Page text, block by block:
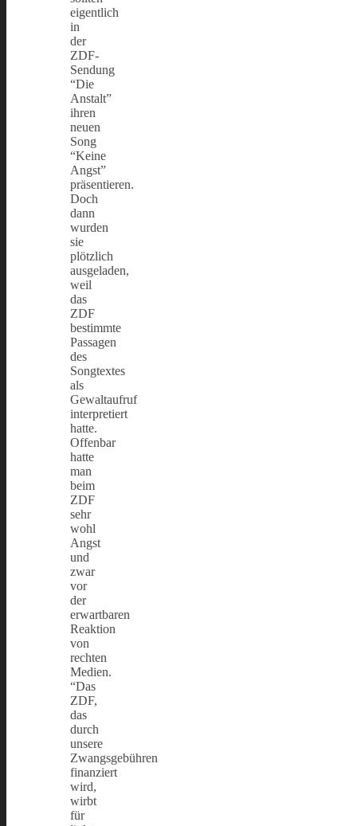
eigentlich
in
der
ZDF-
Sendung
“Die
Anstalt”
ihren
neuen
Song
“Keine
Angst”
präsentieren.
Doch
dann
wurden
sie
plötzlich
ausgeladen,
weil
das
ZDF
bestimmte
Passagen
des
Songtextes
als
Gewaltaufruf
interpretiert
hatte.
Offenbar
hatte
man
beim
ZDF
sehr
wohl
Angst
und
zwar
vor
der
erwartbaren
Reaktion
von
rechten
Medien.
“Das
ZDF,
das
durch
unsere
Zwangsgebühren
finanziert
wird,
wirbt
für